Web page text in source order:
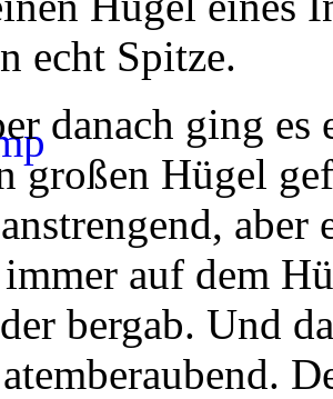
echt Spitze.
danach ging
großen Hügel
aber
auf dem
bergab. Und